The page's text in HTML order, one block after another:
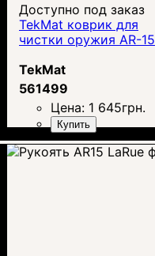
Доступно под заказ
TekMat коврик для
чистки оружия AR-15
TekMat
561499
Цена: 1 645грн.
Купить